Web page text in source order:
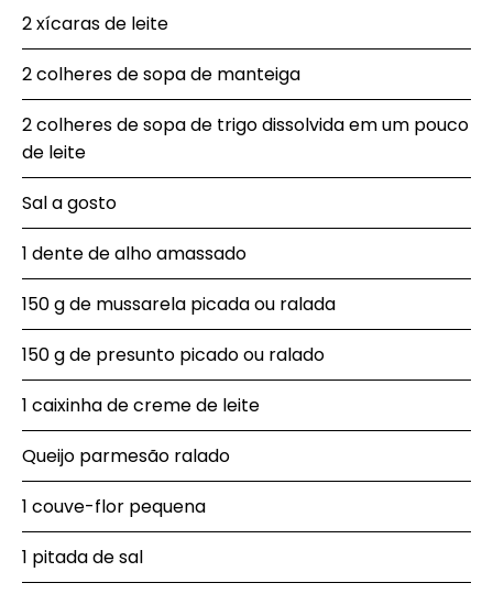
2 xícaras de leite
2 colheres de sopa de manteiga
2 colheres de sopa de trigo dissolvida em um pouco
de leite
Sal a gosto
1 dente de alho amassado
150 g de mussarela picada ou ralada
150 g de presunto picado ou ralado
1 caixinha de creme de leite
Queijo parmesão ralado
1 couve-flor pequena
1 pitada de sal